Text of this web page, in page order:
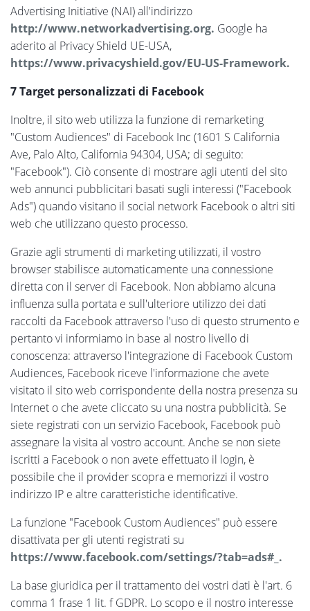
Advertising Initiative (NAI) all'indirizzo
http://www.networkadvertising.org. Google ha
aderito al Privacy Shield UE-USA,
https://www.privacyshield.gov/EU-US-Framework.
7 Target personalizzati di Facebook
Inoltre, il sito web utilizza la funzione di remarketing
"Custom Audiences" di Facebook Inc (1601 S California
Ave, Palo Alto, California 94304, USA; di seguito:
"Facebook"). Ciò consente di mostrare agli utenti del sito
web annunci pubblicitari basati sugli interessi ("Facebook
Ads") quando visitano il social network Facebook o altri siti
web che utilizzano questo processo.
Grazie agli strumenti di marketing utilizzati, il vostro
browser stabilisce automaticamente una connessione
diretta con il server di Facebook. Non abbiamo alcuna
influenza sulla portata e sull'ulteriore utilizzo dei dati
raccolti da Facebook attraverso l'uso di questo strumento e
pertanto vi informiamo in base al nostro livello di
conoscenza: attraverso l'integrazione di Facebook Custom
Audiences, Facebook riceve l'informazione che avete
visitato il sito web corrispondente della nostra presenza su
Internet o che avete cliccato su una nostra pubblicità. Se
siete registrati con un servizio Facebook, Facebook può
assegnare la visita al vostro account. Anche se non siete
iscritti a Facebook o non avete effettuato il login, è
possibile che il provider scopra e memorizzi il vostro
indirizzo IP e altre caratteristiche identificative.
La funzione "Facebook Custom Audiences" può essere
disattivata per gli utenti registrati su
https://www.facebook.com/settings/?tab=ads#_.
La base giuridica per il trattamento dei vostri dati è l'art. 6
comma 1 frase 1 lit. f GDPR. Lo scopo e il nostro interesse